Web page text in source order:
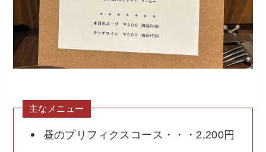
主なメニュー
昼のプリフィクスコース・・・2,200円